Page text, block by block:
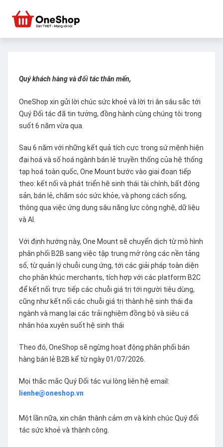
Quý khách hàng và đối tác thân mến,
OneShop xin gửi lời chúc sức khoẻ và lời tri ân sâu sắc tới
Quý Đối tác đã tin tưởng, đồng hành cùng chúng tôi trong
suốt 6 năm vừa qua.
Sau 6 năm với những kết quả tích cực trong sứ mệnh hiện
đại hoá và số hoá ngành bán lẻ truyền thống của hệ thống
tạp hoá toàn quốc, One Mount bước vào giai đoạn tiếp
theo: kết nối và phát triển hệ sinh thái tài chính, bất động
sản, bán lẻ, chăm sóc sức khỏe, và phong cách sống,
thông qua việc ứng dụng sâu năng lực công nghệ, dữ liệu
và AI.
Với định hướng này, One Mount sẽ chuyển dịch từ mô hình
phân phối B2B sang việc tập trung mở rộng các nền tảng
số, từ quản lý chuỗi cung ứng, tới các giải pháp toàn diện
cho phân khúc merchants, tích hợp với các platform B2C
để kết nối trực tiếp các chuỗi giá trị tới người tiêu dùng,
cũng như kết nối các chuỗi giá trị thành hệ sinh thái đa
ngành và mang lại các trải nghiệm đồng bộ và siêu cá
nhân hóa xuyên suốt hệ sinh thái
Theo đó, OneShop sẽ ngừng hoạt động phân phối bán
hàng bán lẻ B2B kể từ ngày 01/07/2026.
Mọi thắc mắc Quý Đối tác vui lòng liên hệ email:
lienhe@oneshop.vn
Một lần nữa, xin chân thành cảm ơn và kính chúc Quý đối
tác sức khoẻ và thành công.